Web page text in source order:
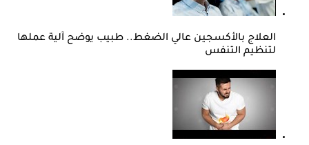
العلاج بالأكسجين عالي الضغط.. طبيب يوضح آلية عملها
لتنظيم التنفس